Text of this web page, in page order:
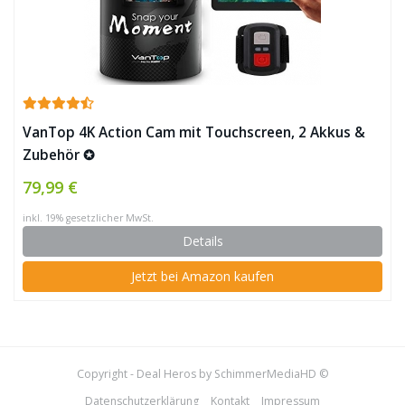
VanTop 4K Action Cam mit Touchscreen, 2 Akkus &
Zubehör ✪
79,99 €
inkl. 19% gesetzlicher MwSt.
Details
Jetzt bei Amazon kaufen
Copyright - Deal Heros by SchimmerMediaHD ©
Datenschutzerklärung
Kontakt Impressum